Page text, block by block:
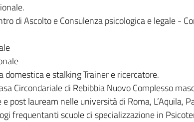
di Ascolto e Consulenza psicologica e legale -
e stalking Trainer e ricercatore.
Circondariale di Rebibbia Nuovo Complesso
lauream nelle università di Roma, L’Aquila,
frequentanti scuole di specializzazione in